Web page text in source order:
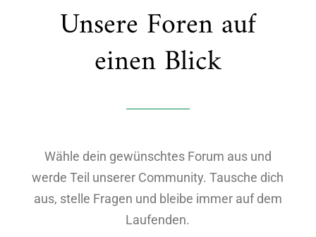
Unsere Foren auf
einen Blick
Wähle dein gewünschtes Forum aus und
werde Teil unserer Community. Tausche dich
aus, stelle Fragen und bleibe immer auf dem
Laufenden.